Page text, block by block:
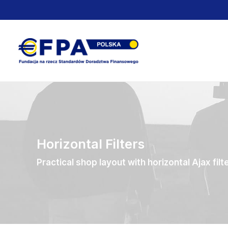
Horizontal Filters
Practical shop layout with horizontal Ajax